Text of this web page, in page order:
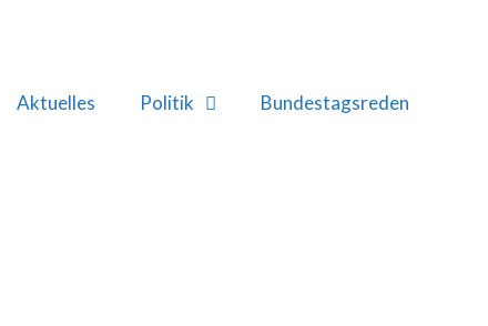
Aktuelles Politik Bundestagsreden